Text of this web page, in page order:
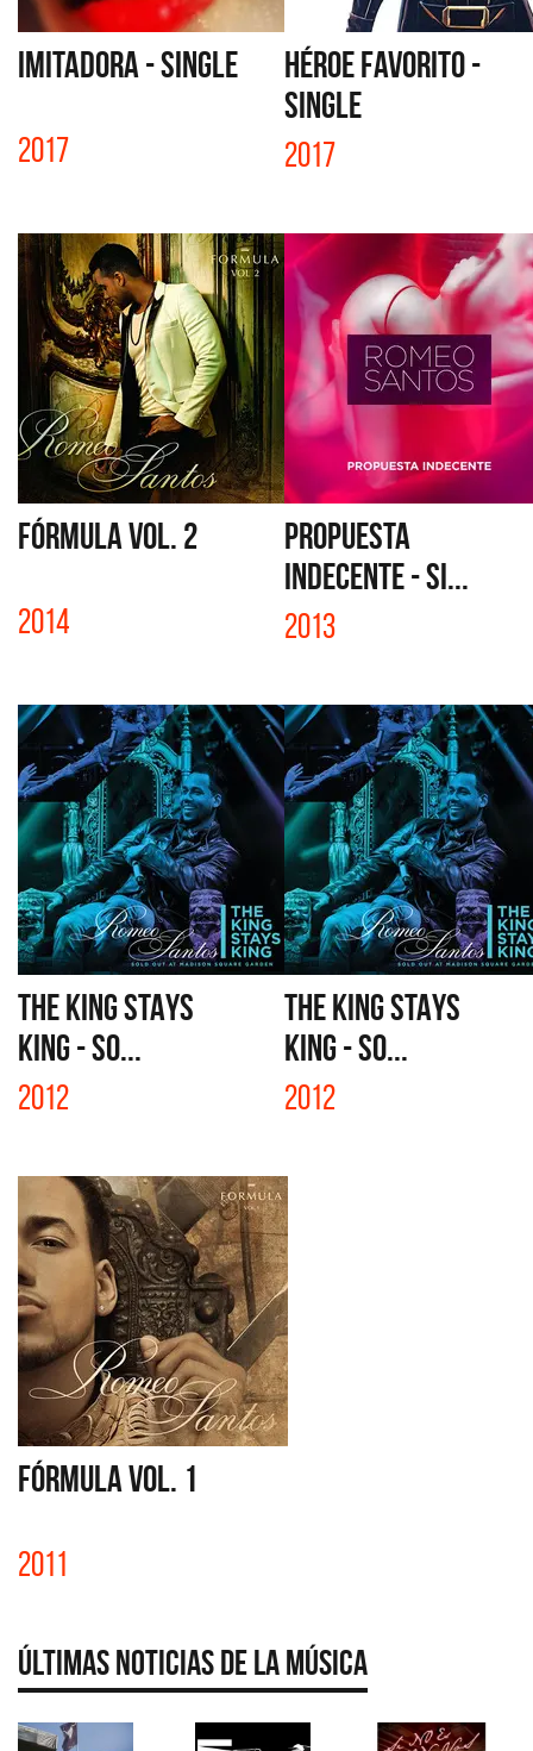
IMITADORA - SINGLE
2017
HÉROE FAVORITO -
SINGLE
2017
FÓRMULA VOL. 2
2014
PROPUESTA
INDECENTE - SI...
2013
THE KING STAYS
KING - SO...
2012
THE KING STAYS
KING - SO...
2012
FÓRMULA VOL. 1
2011
Últimas Noticias de la Música